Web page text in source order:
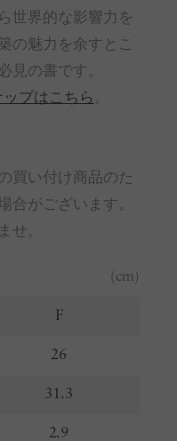
世界的な影響力を
の魅力を余すとこ
見の書です。
プはこちら 。
買い付け商品のた
合がございます。
せ。
(cm)
F
26
31.3
2.9